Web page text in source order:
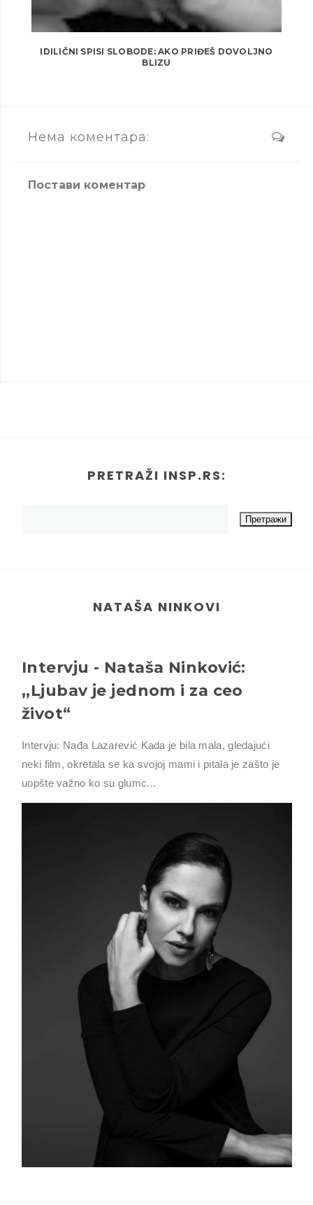
IDILIČNI SPISI SLOBODE: AKO PRIĐEŠ DOVOLJNO
BLIZU
Нема коментара:
Постави коментар
PRETRAŽI INSP.RS:
NATAŠA NINKOVI
Intervju - Nataša Ninković:
,,Ljubav je jednom i za ceo
život“
Intervju: Nađa Lazarević Kada je bila mala, gledajući
neki film, okretala se ka svojoj mami i pitala je zašto je
uopšte važno ko su glumc...